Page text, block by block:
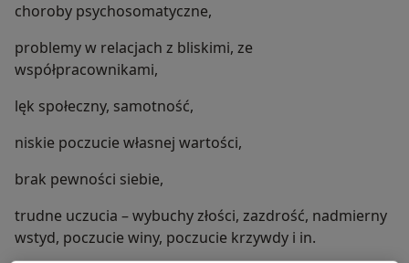
choroby psychosomatyczne,
problemy w relacjach z bliskimi, ze
współpracownikami,
lęk społeczny, samotność,
niskie poczucie własnej wartości,
brak pewności siebie,
trudne uczucia – wybuchy złości, zazdrość, nadmierny
wstyd, poczucie winy, poczucie krzywdy i in.